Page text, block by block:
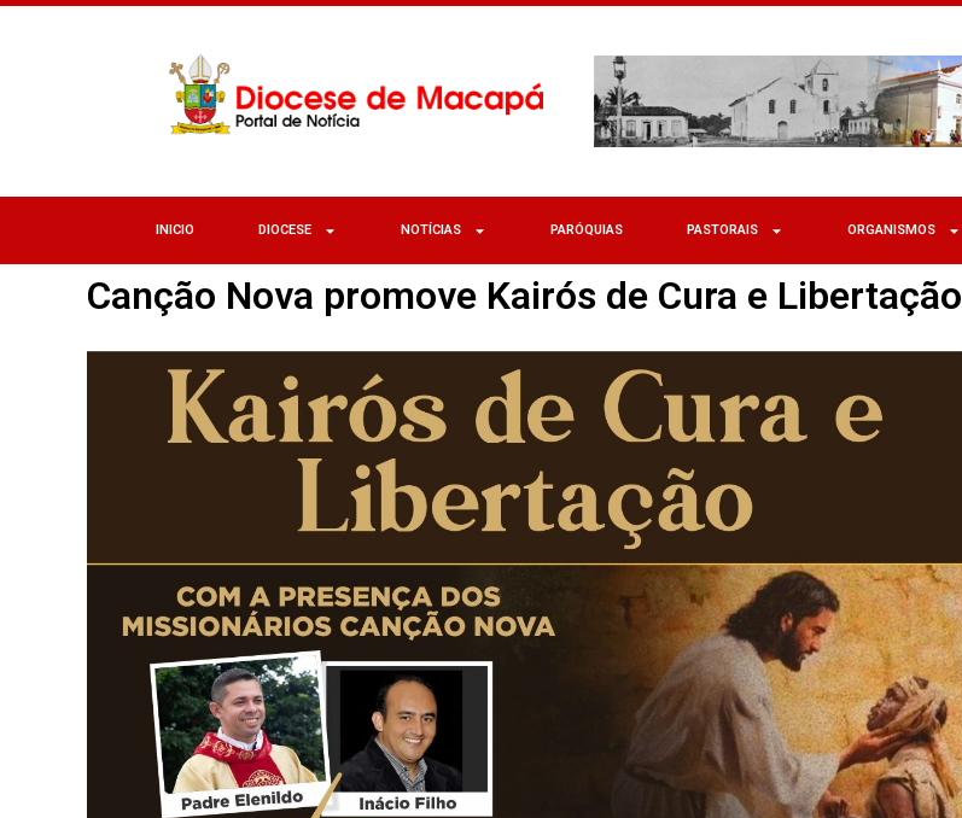
INICIO DIOCESE NOTÍCIAS PARÓQUIAS PASTORAIS ORGANISMOS
Canção Nova promove Kairós de Cura e Libertação